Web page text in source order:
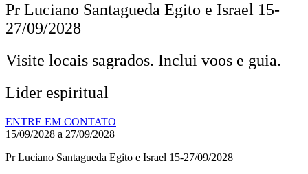
Pr Luciano Santagueda Egito e Israel 15-
27/09/2028
Visite locais sagrados. Inclui voos e guia.
Lider espiritual
ENTRE EM CONTATO
15/09/2028 a 27/09/2028
Pr Luciano Santagueda Egito e Israel 15-27/09/2028